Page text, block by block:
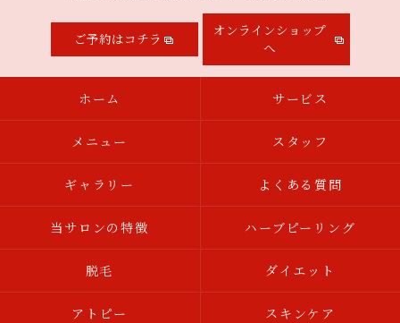
ご予約はコチラ
オンラインショップ
へ
ホーム サービス
メニュー スタッフ
ギャラリー よくある質問
当サロンの特徴 ハーブピーリング
脱毛 ダイエット
アトピー スキンケア